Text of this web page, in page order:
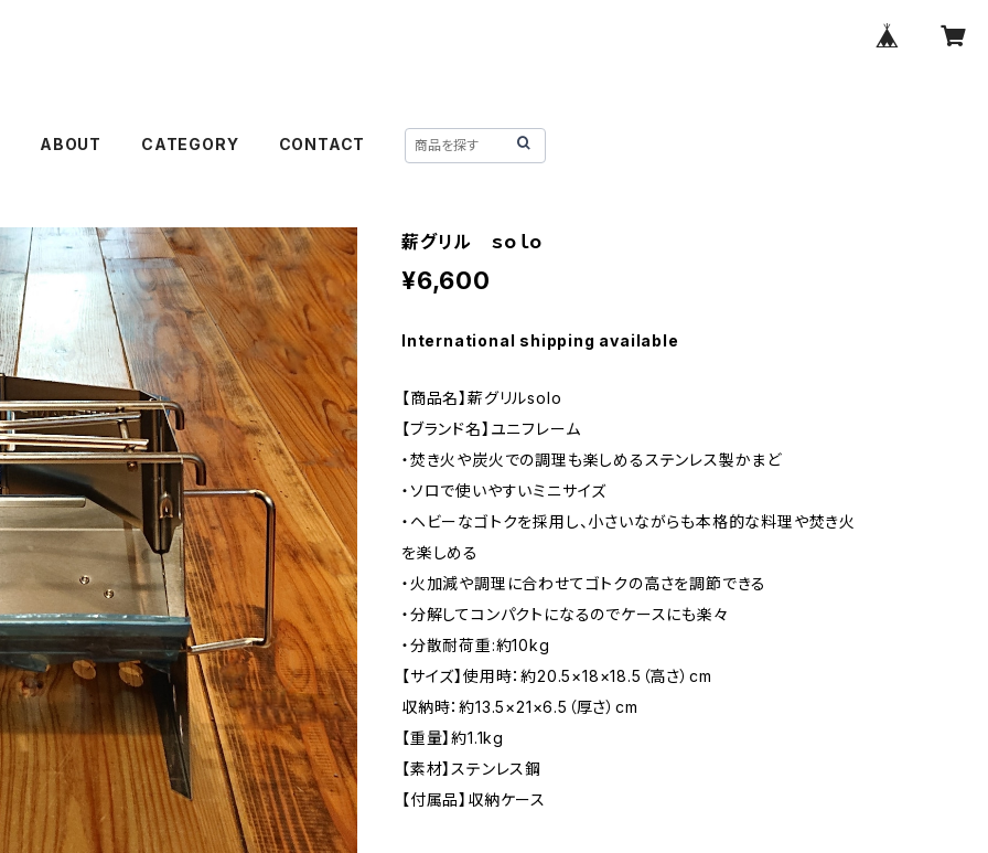
ABOUT CATEGORY CONTACT
薪グリル ｓｏｌｏ
¥6,600
International shipping available
【商品名】薪グリルsolo
【ブランド名】ユニフレーム
・焚き火や炭火での調理も楽しめるステンレス製かまど
・ソロで使いやすいミニサイズ
・ヘビーなゴトクを採用し、小さいながらも本格的な料理や焚き火
を楽しめる
・火加減や調理に合わせてゴトクの高さを調節できる
・分解してコンパクトになるのでケースにも楽々
・分散耐荷重:約10kg
【サイズ】使用時：約20.5×18×18.5（高さ）cm
収納時：約13.5×21×6.5（厚さ）cm
【重量】約1.1kg
【素材】ステンレス鋼
【付属品】収納ケース